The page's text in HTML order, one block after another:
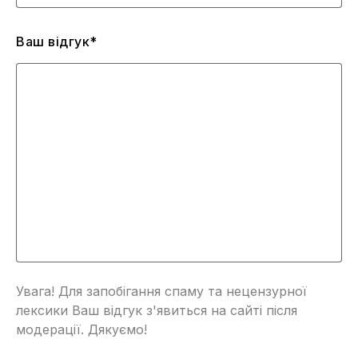
Ваш відгук*
Увага! Для запобігання спаму та нецензурної
лексики Ваш відгук з'явиться на сайті після
модерації. Дякуємо!